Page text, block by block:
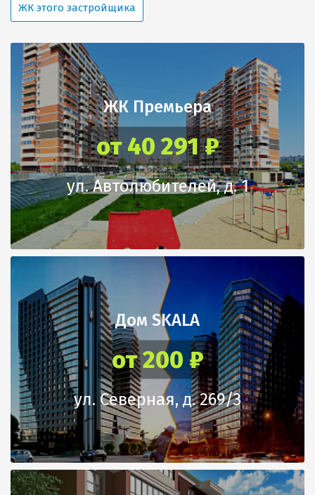
ЖК этого застройщика
ЖК Премьера
от 40 291 ₽
ул. Автолюбителей, д. 1
Дом SKALA
от 200 ₽
ул. Северная, д. 269/3